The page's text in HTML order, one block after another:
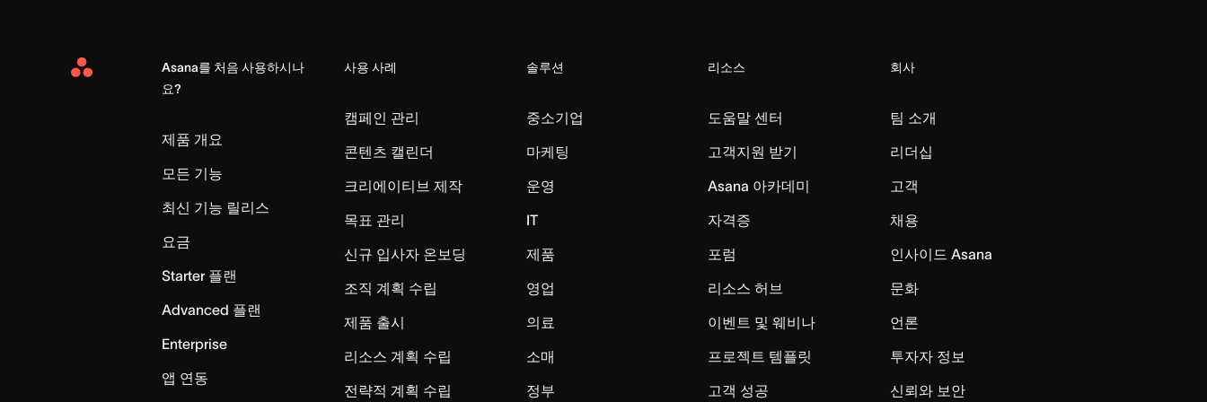
Asana
Asana를 처음 사용하시나
요?
제품 개요
모든 기능
최신 기능 릴리스
요금
Starter 플랜
Advanced 플랜
Enterprise
앱 연동
사용 사례
캠페인 관리
콘텐츠 캘린더
크리에이티브 제작
목표 관리
신규 입사자 온보딩
조직 계획 수립
제품 출시
리소스 계획 수립
전략적 계획 수립
솔루션
중소기업
마케팅
운영
IT
제품
영업
의료
소매
정부
리소스
도움말 센터
고객지원 받기
Asana 아카데미
자격증
포럼
리소스 허브
이벤트 및 웨비나
프로젝트 템플릿
고객 성공
회사
팀 소개
리더십
고객
채용
인사이드 Asana
문화
언론
투자자 정보
신뢰와 보안